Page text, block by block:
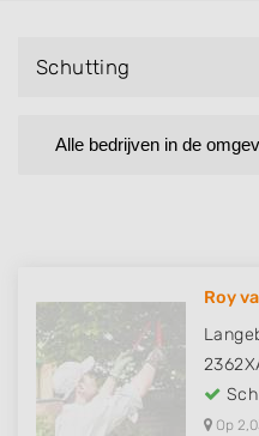
Schutting
Alle bedrijven in de
Roy
Op